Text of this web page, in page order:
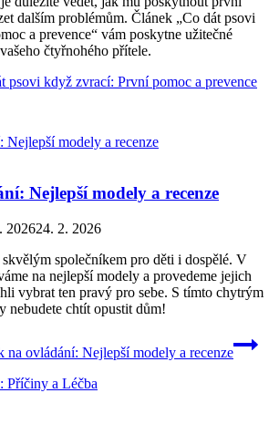
dalším problémům. Článek „Co dát psovi
a prevence“ vám poskytne užitečné
čtyřnohého přítele.
psovi když zvrací: První pomoc a prevence
Nejlepší modely a recenze
202624. 2. 2026
společníkem pro děti i dospělé. V
na nejlepší modely a provedeme jejich
vybrat ten pravý pro sebe. S tímto chytrým
nebudete chtít opustit dům!
na ovládání: Nejlepší modely a recenze